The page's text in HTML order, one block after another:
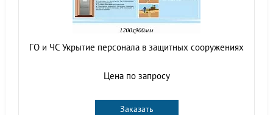
ГО и ЧС Укрытие персонала в защитных сооружениях
Цена по запросу
Заказать